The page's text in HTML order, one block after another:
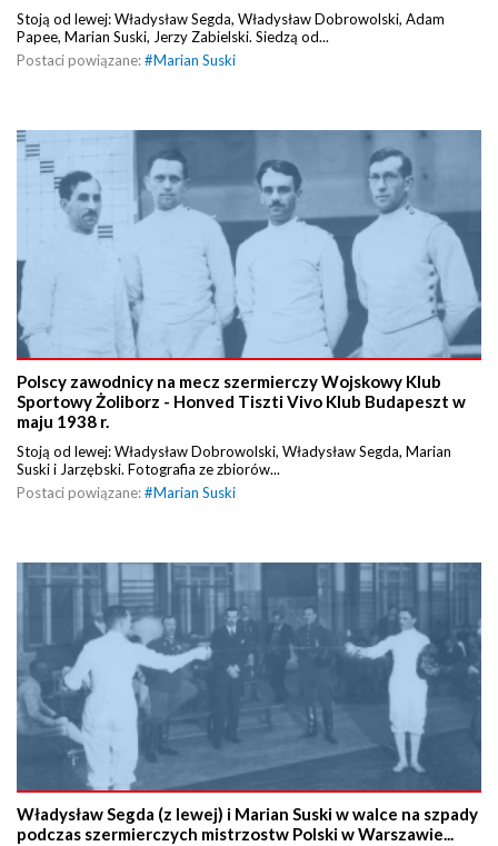
Stoją od lewej: Władysław Segda, Władysław Dobrowolski, Adam
Papee, Marian Suski, Jerzy Zabielski. Siedzą od...
Postaci powiązane:#Marian Suski
Polscy zawodnicy na mecz szermierczy Wojskowy Klub
Sportowy Żoliborz - Honved Tiszti Vivo Klub Budapeszt w
maju 1938 r.
Stoją od lewej: Władysław Dobrowolski, Władysław Segda, Marian
Suski i Jarzębski. Fotografia ze zbiorów...
Postaci powiązane:#Marian Suski
Władysław Segda (z lewej) i Marian Suski w walce na szpady
podczas szermierczych mistrzostw Polski w Warszawie...